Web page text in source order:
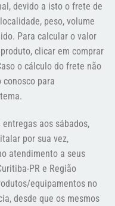
devido a isto o frete de
peso, volume
Para calcular o valor
clicar em comprar
o cálculo do frete não
para
aos sábados,
por sua vez,
atendimento a seus
PR e Região
equipamentos no
desde que os mesmos